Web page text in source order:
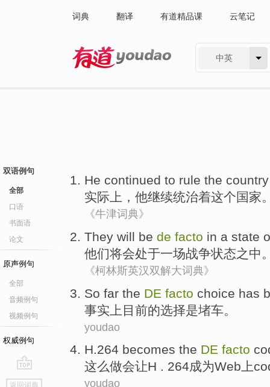
词典 翻译 有道精品课 云笔记
中英
双语例句
全部
口语
书面语
论文
原声例句
全部
音频例句
视频例句
权威例句
go
He continued to rule the country
实际上 ， 他继续统治着这个国家
《牛津词典》
They will be de facto in a state
他们将会处于一场战争状态之中
《柯林斯英汉双解大词典》
So far the DE facto choice has
事实上 目前的选择是堵车。
youdao
H.264 becomes the DE facto
这么做会让H . 264成为Web 上
youdao